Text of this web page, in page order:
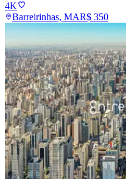
4K
Barreirinhas, MAR$ 350